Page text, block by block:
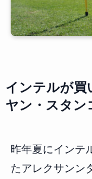
インテルが買
ヤン・スタン
昨年夏にインテ
たアレクサンン